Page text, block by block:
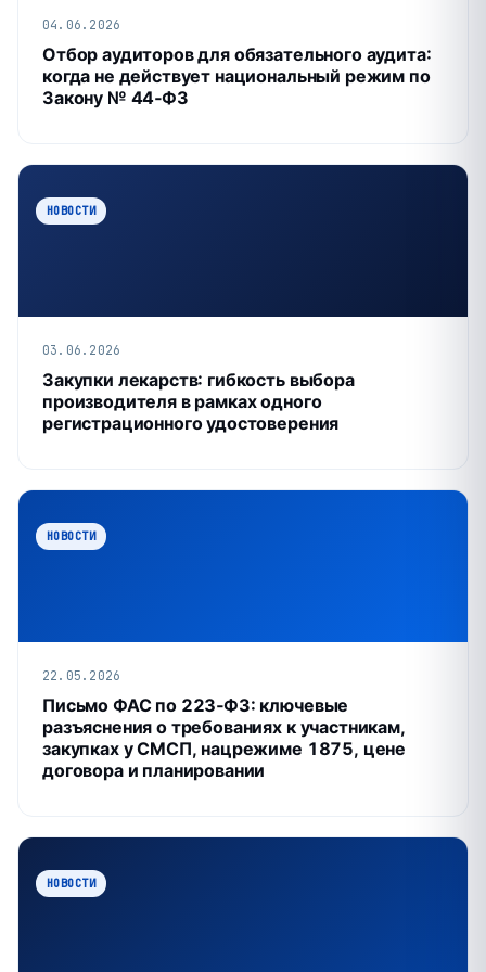
04.06.2026
Отбор аудиторов для обязательного аудита:
когда не действует национальный режим по
Закону № 44‑ФЗ
НОВОСТИ
03.06.2026
Закупки лекарств: гибкость выбора
производителя в рамках одного
регистрационного удостоверения
НОВОСТИ
22.05.2026
Письмо ФАС по 223‑ФЗ: ключевые
разъяснения о требованиях к участникам,
закупках у СМСП, нацрежиме 1875, цене
договора и планировании
НОВОСТИ